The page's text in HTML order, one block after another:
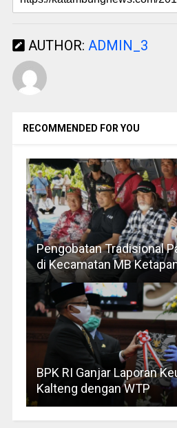
AUTHOR: ADMIN_3
RECOMMENDED FOR YOU
Pengobatan Tradisional
di Kecamatan MB
BPK RI Ganjar Laporan
Kalteng dengan WTP